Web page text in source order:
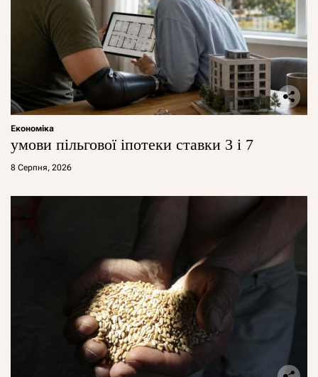
Економіка
умови пільгової іпотеки ставки 3 і 7
8 Серпня, 2026